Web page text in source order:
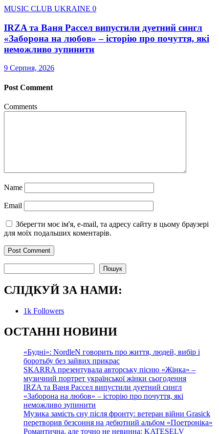
MUSIC CLUB UKRAINE 0
IRZA та Ваня Рассел випустили дуетний сингл
«Заборона на любов» – історію про почуття, які
неможливо зупинити
9 Серпня, 2026
Post Comment
Comments
Name
Email
Зберегти моє ім'я, e-mail, та адресу сайту в цьому браузері
для моїх подальших коментарів.
Пошук
СЛІДКУЙ ЗА НАМИ:
1k Followers
ОСТАННІ НОВИНИ
«Будні»: NordleN говорить про життя, людей, вибір і
боротьбу без зайвих прикрас
SKARRA презентувала авторську пісню «Жінка» –
музичний портрет української жінки сьогодення
IRZA та Ваня Рассел випустили дуетний сингл
«Заборона на любов» – історію про почуття, які
неможливо зупинити
Музика замість сну після фронту: ветеран війни Grasick
перетворив безсоння на дебютний альбом «Поетроніка»
Романтична, але точно не невинна: KATESELV